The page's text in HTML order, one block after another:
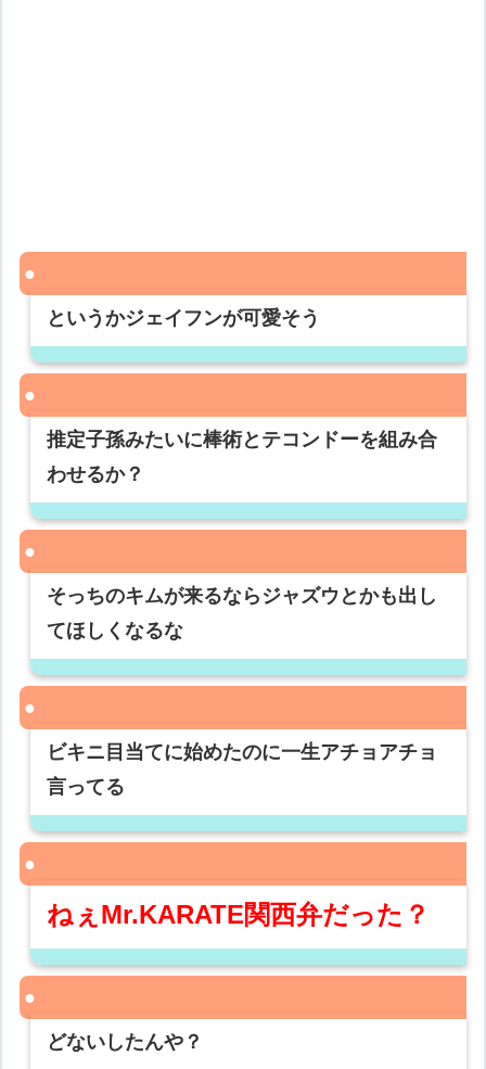
というかジェイフンが可愛そう
推定子孫みたいに棒術とテコンドーを組み合
わせるか？
そっちのキムが来るならジャズウとかも出し
てほしくなるな
ビキニ目当てに始めたのに一生アチョアチョ
言ってる
ねぇMr.KARATE関西弁だった？
どないしたんや？